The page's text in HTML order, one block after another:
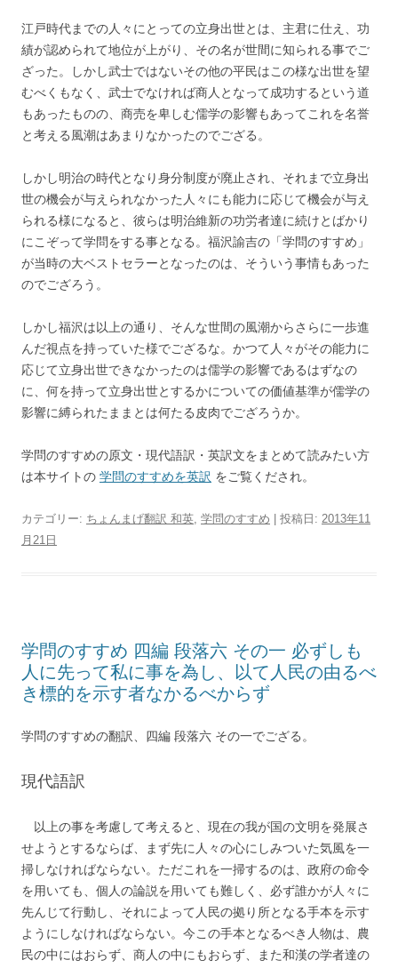
江戸時代までの人々にとっての立身出世とは、主君に仕え、功
績が認められて地位が上がり、その名が世間に知られる事でご
ざった。しかし武士ではないその他の平民はこの様な出世を望
むべくもなく、武士でなければ商人となって成功するという道
もあったものの、商売を卑しむ儒学の影響もあってこれを名誉
と考える風潮はあまりなかったのでござる。
しかし明治の時代となり身分制度が廃止され、それまで立身出
世の機会が与えられなかった人々にも能力に応じて機会が与え
られる様になると、彼らは明治維新の功労者達に続けとばかり
にこぞって学問をする事となる。福沢諭吉の「学問のすすめ」
が当時の大ベストセラーとなったのは、そういう事情もあった
のでござろう。
しかし福沢は以上の通り、そんな世間の風潮からさらに一歩進
んだ視点を持っていた様でござるな。かつて人々がその能力に
応じて立身出世できなかったのは儒学の影響であるはずなの
に、何を持って立身出世とするかについての価値基準が儒学の
影響に縛られたままとは何たる皮肉でござろうか。
学問のすすめの原文・現代語訳・英訳文をまとめて読みたい方
は本サイトの 学問のすすめを英訳 をご覧くだされ。
カテゴリー: ちょんまげ翻訳 和英, 学問のすすめ | 投稿日: 2013年11
月21日
学問のすすめ 四編 段落六 その一 必ずしも
人に先って私に事を為し、以て人民の由るべ
き標的を示す者なかるべからず
学問のすすめの翻訳、四編 段落六 その一でござる。
現代語訳
以上の事を考慮して考えると、現在の我が国の文明を発展さ
せようとするならば、まず先に人々の心にしみついた気風を一
掃しなければならない。ただこれを一掃するのは、政府の命令
を用いても、個人の論説を用いても難しく、必ず誰かが人々に
先んじて行動し、それによって人民の拠り所となる手本を示す
ようにしなければならない。今この手本となるべき人物は、農
民の中にはおらず、商人の中にもおらず、また和漢の学者達の